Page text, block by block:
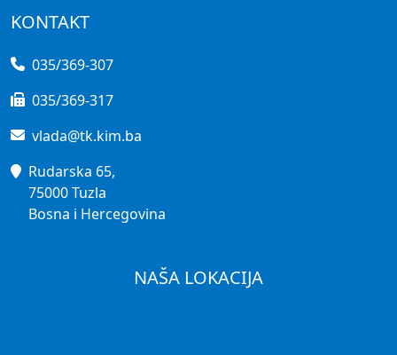
KONTAKT
035/369-307
035/369-317
vlada@tk.kim.ba
Rudarska 65,
75000 Tuzla
Bosna i Hercegovina
NAŠA LOKACIJA